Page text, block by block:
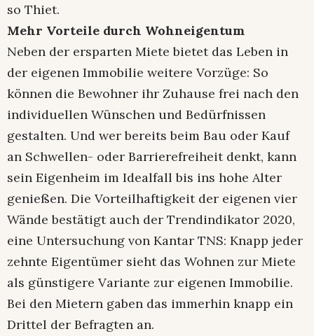
so Thiet.
Mehr Vorteile durch Wohneigentum
Neben der ersparten Miete bietet das Leben in
der eigenen Immobilie weitere Vorzüge: So
können die Bewohner ihr Zuhause frei nach den
individuellen Wünschen und Bedürfnissen
gestalten. Und wer bereits beim Bau oder Kauf
an Schwellen- oder Barrierefreiheit denkt, kann
sein Eigenheim im Idealfall bis ins hohe Alter
genießen. Die Vorteilhaftigkeit der eigenen vier
Wände bestätigt auch der Trendindikator 2020,
eine Untersuchung von Kantar TNS: Knapp jeder
zehnte Eigentümer sieht das Wohnen zur Miete
als günstigere Variante zur eigenen Immobilie.
Bei den Mietern gaben das immerhin knapp ein
Drittel der Befragten an.